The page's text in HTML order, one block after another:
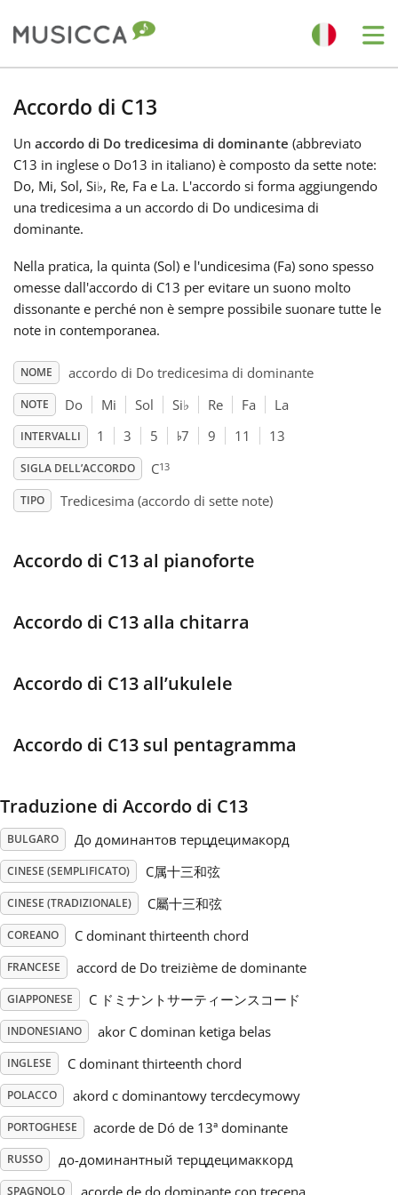
Български
Dansk
Deutsch
English
Español
Français
Русский
Tiếng Việt
Türkçe
Українська
简体中文
Accordo di C13
Un accordo di Do tredicesima di dominante (abbreviato
C13 in inglese o Do13 in italiano) è composto da sette note:
Do, Mi, Sol, Si♭, Re, Fa e La. L'accordo si forma aggiungendo
una tredicesima a un accordo di Do undicesima di
dominante.
Nella pratica, la quinta (Sol) e l'undicesima (Fa) sono spesso
omesse dall'accordo di C13 per evitare un suono molto
dissonante e perché non è sempre possibile suonare tutte le
note in contemporanea.
NOME accordo di Do tredicesima di dominante
NOTE Do Mi Sol Si♭ Re Fa La
INTERVALLI 1 3 5 ♭7 9 11 13
SIGLA DELL’ACCORDO C13
TIPO Tredicesima (accordo di sette note)
Accordo di C13 al pianoforte
Accordo di C13 alla chitarra
Accordo di C13 all’ukulele
Accordo di C13 sul pentagramma
Traduzione di Accordo di C13
BULGARO До доминантов терцдецимакорд
CINESE (SEMPLIFICATO) C属十三和弦
CINESE (TRADIZIONALE) C屬十三和弦
COREANO C dominant thirteenth chord
FRANCESE accord de Do treizième de dominante
GIAPPONESE C ドミナントサーティーンスコード
INDONESIANO akor C dominan ketiga belas
INGLESE C dominant thirteenth chord
POLACCO akord c dominantowy tercdecymowy
PORTOGHESE acorde de Dó de 13ª dominante
RUSSO до-доминантный терцдецимаккорд
SPAGNOLO